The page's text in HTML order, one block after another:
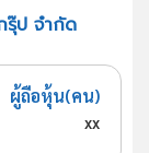
รุ๊ป จำกัด
ผู้ถือหุ้น(คน)
xx